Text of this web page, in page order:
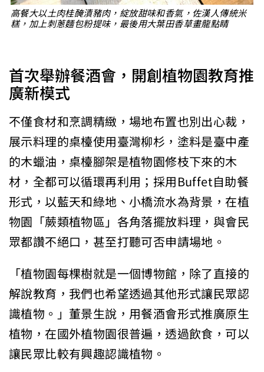
高餐大以土肉桂醃漬豬肉，綻放甜味和香氣，佐漢人傳統米
糕，加上刺蔥麵包粉提味，最後用大葉田香草畫龍點睛
首次舉辦餐酒會，開創植物園教育推
廣新模式
不僅食材和烹調精緻，場地布置也別出心裁，
展示料理的桌檯使用臺灣柳杉，塗料是臺中產
的木蠟油，桌檯腳架是植物園修枝下來的木
材，全都可以循環再利用；採用Buffet自助餐
形式，以藍天和綠地、小橋流水為背景，在植
物園「蕨類植物區」各角落擺放料理，與會民
眾都讚不絕口，甚至打聽可否申請場地。
「植物園每棵樹就是一個博物館，除了直接的
解說教育，我們也希望透過其他形式讓民眾認
識植物。」董景生說，用餐酒會形式推廣原生
植物，在國外植物園很普遍，透過飲食，可以
讓民眾比較有興趣認識植物。